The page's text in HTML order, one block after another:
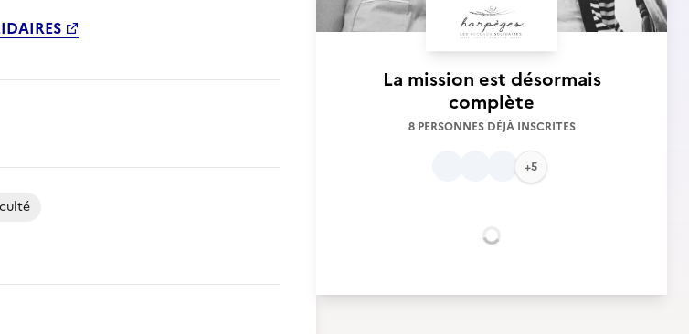
La mission est désormais
complète
8 PERSONNES DÉJÀ INSCRITES
+5
Chargement...